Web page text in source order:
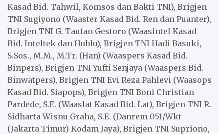
Kasad Bid. Tahwil, Komsos dan Bakti TNI), Brigjen
TNI Sugiyono (Waaster Kasad Bid. Ren dan Puanter),
Brigjen TNI G. Taufan Gestoro (Waasintel Kasad
Bid. Inteltek dan Hublu), Brigjen TNI Hadi Basuki,
S.Sos., M.M., M.Tr. (Han) (Waaspers Kasad Bid.
Binpers), Brigjen TNI Yufti Senjaya (Waaspers Bid.
Binwatpers), Brigjen TNI Evi Reza Pahlevi (Waasops
Kasad Bid. Siapops), Brigjen TNI Boni Christian
Pardede, S.E. (Waaslat Kasad Bid. Lat), Brigjen TNI R.
Sidharta Wisnu Graha, S.E. (Danrem 051/Wkt
(Jakarta Timur) Kodam Jaya), Brigjen TNI Supriono,